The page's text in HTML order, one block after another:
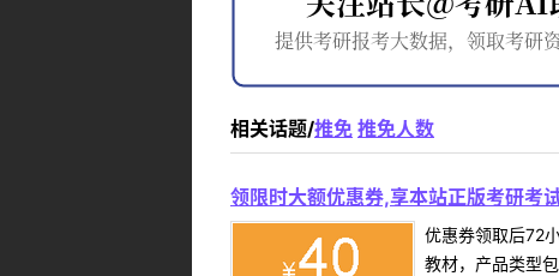
相关话题/推免 推免人数
领限时大额优惠券,享本站正版考研考
优惠券领取后72
教材，产品类型